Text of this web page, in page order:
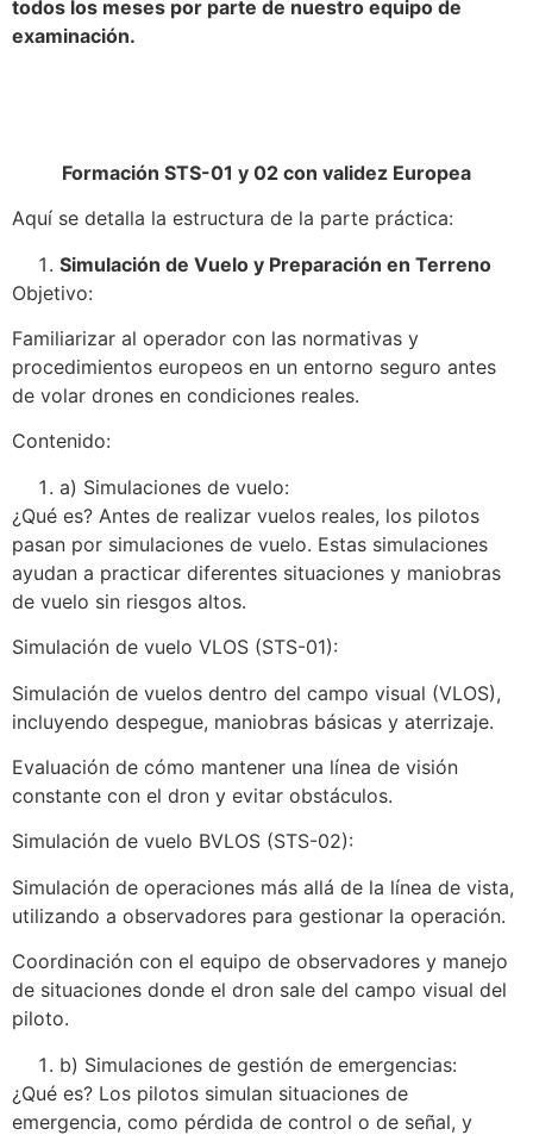
todos los meses por parte de nuestro equipo de
examinación.
Formación STS-01 y 02 con validez Europea
Aquí se detalla la estructura de la parte práctica:
Simulación de Vuelo y Preparación en Terreno
Objetivo:
Familiarizar al operador con las normativas y
procedimientos europeos en un entorno seguro antes
de volar drones en condiciones reales.
Contenido:
a) Simulaciones de vuelo:
¿Qué es? Antes de realizar vuelos reales, los pilotos
pasan por simulaciones de vuelo. Estas simulaciones
ayudan a practicar diferentes situaciones y maniobras
de vuelo sin riesgos altos.
Simulación de vuelo VLOS (STS-01):
Simulación de vuelos dentro del campo visual (VLOS),
incluyendo despegue, maniobras básicas y aterrizaje.
Evaluación de cómo mantener una línea de visión
constante con el dron y evitar obstáculos.
Simulación de vuelo BVLOS (STS-02):
Simulación de operaciones más allá de la línea de vista,
utilizando a observadores para gestionar la operación.
Coordinación con el equipo de observadores y manejo
de situaciones donde el dron sale del campo visual del
piloto.
b) Simulaciones de gestión de emergencias:
¿Qué es? Los pilotos simulan situaciones de
emergencia, como pérdida de control o de señal, y